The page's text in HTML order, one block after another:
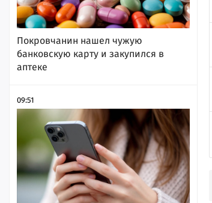
Покровчанин нашел чужую
банковскую карту и закупился в
аптеке
09:51